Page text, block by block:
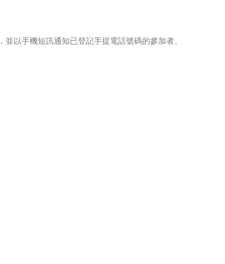
並以手機短訊通知已登記手提電話號碼的參加者。